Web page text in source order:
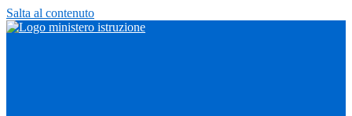
Salta al contenuto